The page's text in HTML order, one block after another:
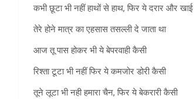
कभी छूटा भी नहीं हाथों से हाथ, फिर ये दरार और
तेरे होने मात्र का एहसास तसल्ली दे जाता था
आज तू पास होकर भी ये बेपरवाही कैसी
रिश्ता टूटा भी नहीं फिर ये कमजोर डोरी कैसी
तूने लूटा भी नही हमारा चैन, फिर ये बेकरारी कैसी